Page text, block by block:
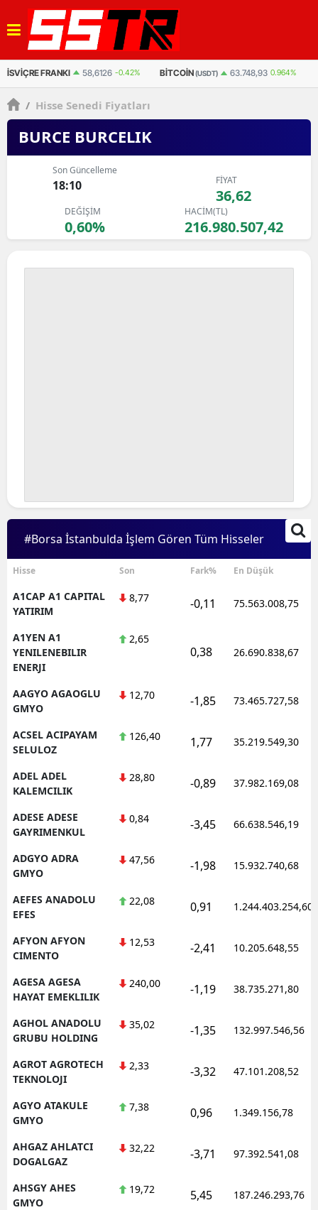
BITCOIN(USDT) 63.748,93 0.964% BITCOIN(TL) 3.019.027 0.844%
/ Hisse Senedi Fiyatları
BURCE BURCELIK
Son Güncelleme
18:10 FİYAT
36,62
DEĞİŞİM
0,60%
HACİM(TL)
216.980.507,42
#Borsa İstanbulda İşlem Gören Tüm Hisseler
Hisse Son Fark% En Düşük
A1CAP A1 CAPITAL
YATIRIM
8,77 -0,11 75.563.008,75
A1YEN A1
YENILENEBILIR
ENERJI
2,65
0,38 26.690.838,67
AAGYO AGAOGLU
GMYO
12,70 -1,85 73.465.727,58
ACSEL ACIPAYAM
SELULOZ
126,40 1,77 35.219.549,30
ADEL ADEL
KALEMCILIK
28,80 -0,89 37.982.169,08
ADESE ADESE
GAYRIMENKUL
0,84 -3,45 66.638.546,19
ADGYO ADRA
GMYO
47,56 -1,98 15.932.740,68
AEFES ANADOLU
EFES
22,08 0,91 1.244.403.254,60
AFYON AFYON
CIMENTO
12,53 -2,41 10.205.648,55
AGESA AGESA
HAYAT EMEKLILIK
240,00 -1,19 38.735.271,80
AGHOL ANADOLU
GRUBU HOLDING
35,02 -1,35 132.997.546,56
AGROT AGROTECH
TEKNOLOJI
2,33 -3,32 47.101.208,52
AGYO ATAKULE
GMYO
7,38 0,96 1.349.156,78
AHGAZ AHLATCI
DOGALGAZ
32,22 -3,71 97.392.541,08
AHSGY AHES
GMYO
19,72 5,45 187.246.293,76